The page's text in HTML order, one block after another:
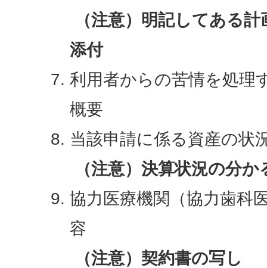
（注意）明記してある
添付
利用者からの苦情を処理
概要
当該申請に係る資産の状
（注意）決算状況の分か
協力医療機関（協力歯科
容
（注意）契約書の写し